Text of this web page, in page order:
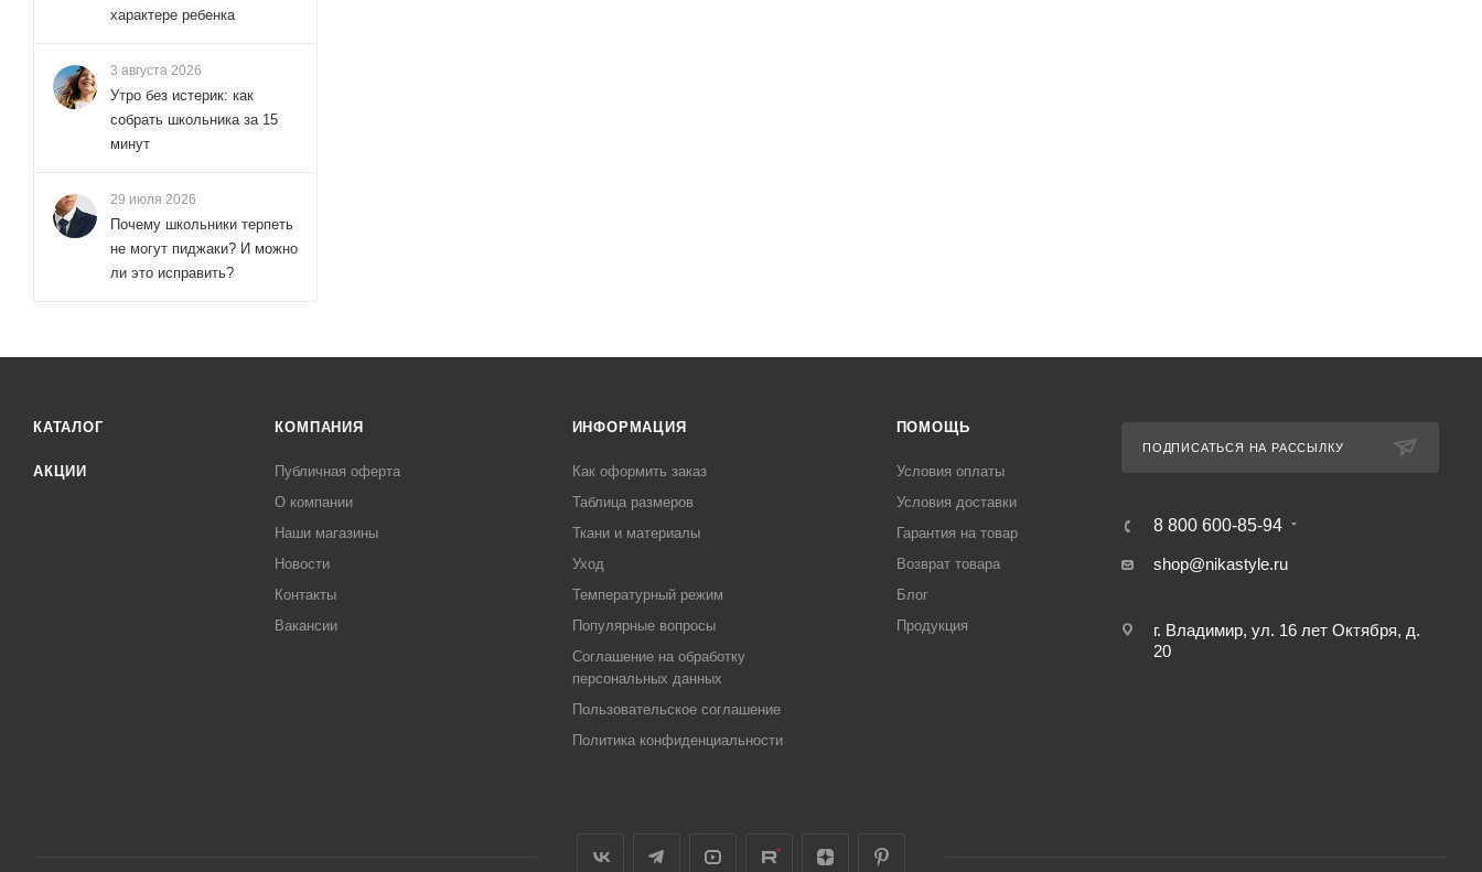
характере ребенка
3 августа 2026
Утро без истерик: как
собрать школьника за 15
минут
29 июля 2026
Почему школьники терпеть
не могут пиджаки? И можно
ли это исправить?
КАТАЛОГ
АКЦИИ
КОМПАНИЯ
Публичная оферта
О компании
Наши магазины
Новости
Контакты
Вакансии
ИНФОРМАЦИЯ
Как оформить заказ
Таблица размеров
Ткани и материалы
Уход
Температурный режим
Популярные вопросы
Соглашение на обработку
персональных данных
Пользовательское соглашение
Политика конфиденциальности
ПОМОЩЬ
Условия оплаты
Условия доставки
Гарантия на товар
Возврат товара
Блог
Продукция
ПОДПИСАТЬСЯ НА РАССЫЛКУ
8 800 600-85-94
shop@nikastyle.ru
г. Владимир, ул. 16 лет Октября, д.
20